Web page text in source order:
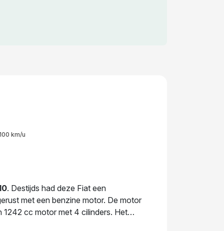
km/u
. Destijds had deze Fiat een
met een benzine motor. De motor
cc motor met 4 cilinders. Het
auto soepel op de weg. De laatste